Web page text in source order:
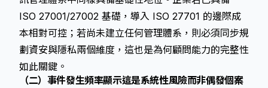
ISO 27001/27002 基礎，導入 ISO 27701 的邊際成
本相對可控；若尚未建立任何管理體系，則必須同步規
劃資安與隱私兩個維度，這也是為何顧問能力的完整性
如此關鍵。
（二）事件發生頻率顯示這是系統性風險而非偶發個案